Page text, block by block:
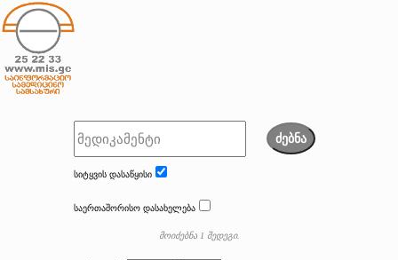
ძებნა
სიტყვის დასაწყისი
საერთაშორისო დასახელება
მოიძებნა 1 შედეგი.